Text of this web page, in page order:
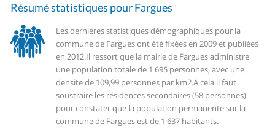
Résumé statistiques pour Fargues
Les dernières statistiques démographiques pour la
commune de Fargues ont été fixées en 2009 et publiées
en 2012.Il ressort que la mairie de Fargues administre
une population totale de 1 695 personnes, avec une
densite de 109,99 personnes par km2.A cela il faut
soustraire les résidences secondaires (58 personnes)
pour constater que la population permanente sur la
commune de Fargues est de 1 637 habitants.